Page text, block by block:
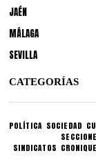
JAÉN
MÁLAGA
SEVILLA
CATEGORÍAS
POLÍTICA SOCIEDAD
SINDICATOS